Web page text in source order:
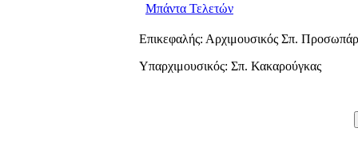
Μπάντα Τελετών
Επικεφαλής: Αρχιμουσικός Σπ.
Υπαρχιμουσικός: Σπ. Κακαρούγκας